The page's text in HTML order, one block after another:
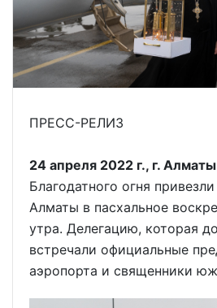
ПРЕСС-РЕЛИЗ
24 апреля 2022 г., г.
Благодатного огня
Алматы в пасхальное
утра. Делегацию, которая
встречали официальные
аэропорта и священники